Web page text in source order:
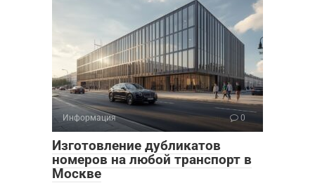
Информация 0
Изготовление дубликатов
номеров на любой транспорт в
Москве